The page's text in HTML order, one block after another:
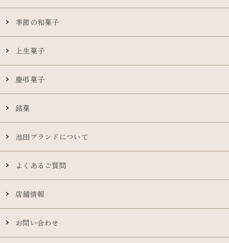
季節の和菓子
上生菓子
慶弔菓子
銘菓
池田ブランドについて
よくあるご質問
店舗情報
お問い合わせ